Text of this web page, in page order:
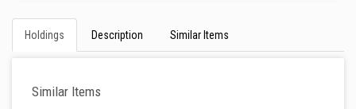
Holdings Description Similar Items
Similar Items